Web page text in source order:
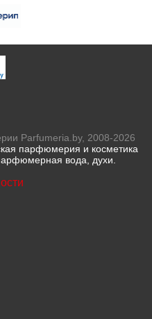
Parfumeria.by, 2008-2026
парфюмерия и косметика
вода, духи.